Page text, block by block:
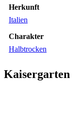
Herkunft
Italien
Charakter
Halbtrocken
Kaisergarten